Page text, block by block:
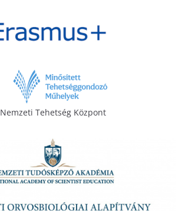
Nemzeti Tehetség Központ